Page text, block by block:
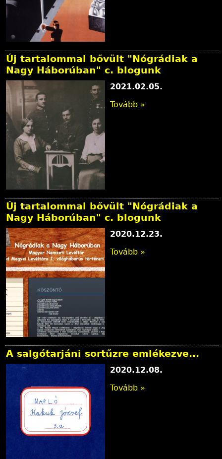
Új tartalommal bővült "Nógrádiak a
Nagy Háborúban" c. blogunk
2021.02.05.
Tovább »
Új tartalommal bővült "Nógrádiak a
Nagy Háborúban" c. blogunk
2020.12.23.
Tovább »
A salgótarjáni sortűzre emlékezve...
2020.12.08.
Tovább »